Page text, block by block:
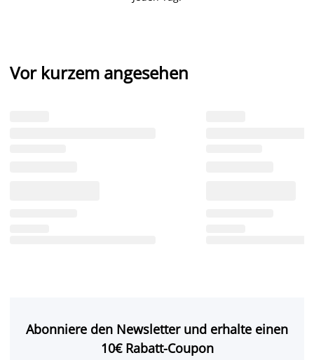
Vor kurzem angesehen
Abonniere den Newsletter und erhalte einen
10€ Rabatt-Coupon